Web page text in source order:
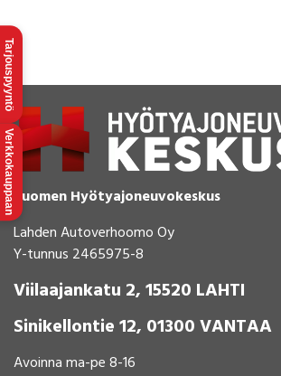
Suomen Hyötyajoneuvokeskus
Lahden Autoverhoomo Oy
Y-tunnus 2465975-8
Viilaajankatu 2, 15520 LAHTI
Sinikellontie 12, 01300 VANTAA
Avoinna ma-pe 8-16
Tarjouspyyntö
Verkkokauppaan